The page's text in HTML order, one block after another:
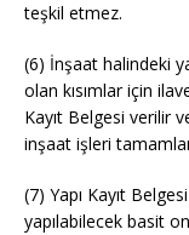
teşkil etmez.
(6) İnşaat halindeki
olan kısımlar için
Kayıt Belgesi verilir
inşaat işleri
(7) Yapı Kayıt
yapılabilecek basit